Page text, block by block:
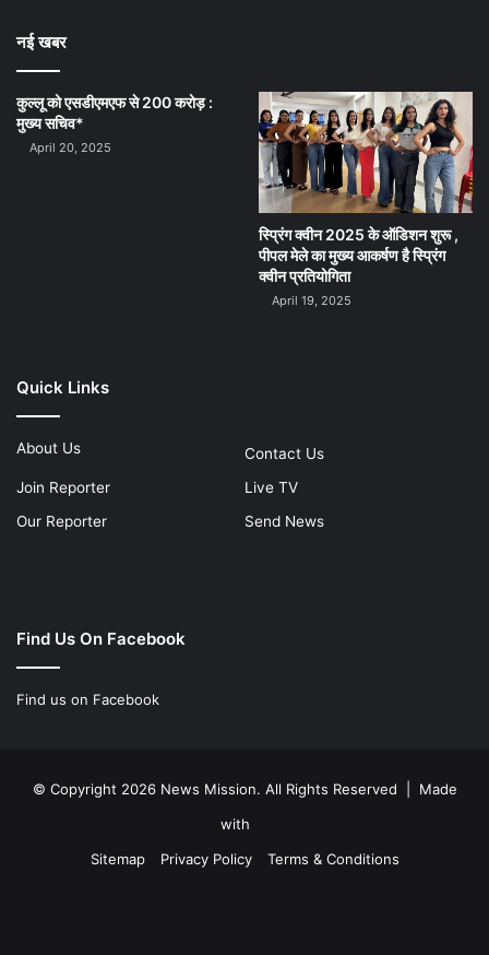
नई खबर
कुल्लू को एसडीएमएफ से 200 करोड़ :
मुख्य सचिव*
April 20, 2025
स्प्रिंग क्वीन 2025 के ऑडिशन शुरू ,
पीपल मेले का मुख्य आकर्षण है स्प्रिंग
क्वीन प्रतियोगिता
April 19, 2025
Quick Links
About Us
Contact Us
Join Reporter
Live TV
Our Reporter
Send News
Find Us On Facebook
Find us on Facebook
© Copyright 2026 News Mission. All Rights Reserved | Made
with
Sitemap
Privacy Policy Terms & Conditions